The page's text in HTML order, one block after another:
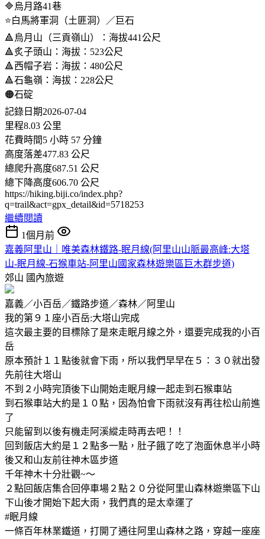
🔷️烏月路41巷
⭐️白馬將軍洞（土匪洞）／巨石
🔺️烏月山（三貢嶺山）：海拔441公尺
🔺️炙子頭山：海拔：523公尺
🔺️西帽子岩：海拔：480公尺
🔺️石龜嶺：海拔：228公尺
🟠石碇
記錄日期2026-07-04
里程8.03 公里
花費時間5 小時 57 分鐘
高度落差477.83 公尺
總爬升高度687.51 公尺
總下降高度606.70 公尺
https://hiking.biji.co/index.php?
q=trail&act=gpx_detail&id=5718253
繼續閱讀
1個月前
嘉義阿里山｜唯美森林鐵路-眠月線(阿里山山脈最高峰:大塔
山-眠月線-石猴車站-阿里山國家森林遊樂區巨木群步道)
郊山 國內旅遊
嘉義／小百岳／鐵路步道／森林／阿里山
我的第９１座小百岳:大塔山完成
這次最主要的目標除了是來走眠月線之外，還要完成我的小百
岳
原本預計１１點後就會下雨，所以我們早早在５：３０就出發
先前往大塔山
不到２小時完頂後下山開始走眠月線一起走到石猴車站
到石猴車站大約是１０點，因為怕會下雨就沒有再往松山前進
了
只能留到以後有機走阿溪縱走時再去吧！！
回到飯店大約是１２點多一點，肚子餓了吃了泡面休息半小時
後又和山友前往神木區步道
千年神木十分壯觀~～
２點回飯店集合回停車場２點２０分從阿里山森林遊樂區下山
下山後才開始下起大雨，我們真的是太幸運了
#眠月線
一條百年林業鐵道，打開了通往阿里山森林之路，穿越一座座